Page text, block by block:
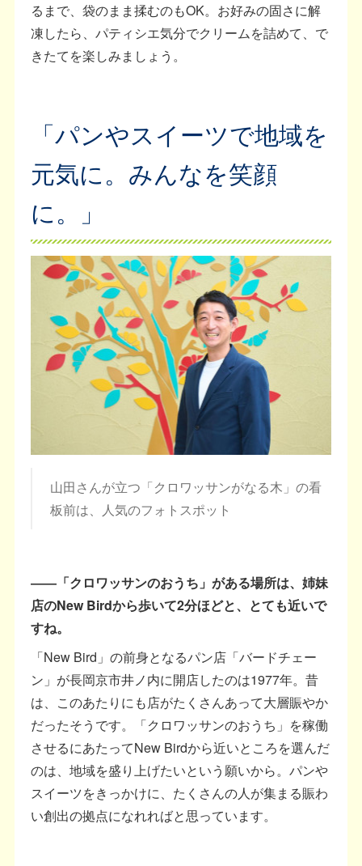
るまで、袋のまま揉むのもOK。お好みの固さに解
凍したら、パティシエ気分でクリームを詰めて、で
きたてを楽しみましょう。
「パンやスイーツで地域を
元気に。みんなを笑顔
に。」
山田さんが立つ「クロワッサンがなる木」の看
板前は、人気のフォトスポット
――「クロワッサンのおうち」がある場所は、姉妹
店のNew Birdから歩いて2分ほどと、とても近いで
すね。
「New Bird」の前身となるパン店「バードチェー
ン」が長岡京市井ノ内に開店したのは1977年。昔
は、このあたりにも店がたくさんあって大層賑やか
だったそうです。「クロワッサンのおうち」を稼働
させるにあたってNew Birdから近いところを選んだ
のは、地域を盛り上げたいという願いから。パンや
スイーツをきっかけに、たくさんの人が集まる賑わ
い創出の拠点になれればと思っています。